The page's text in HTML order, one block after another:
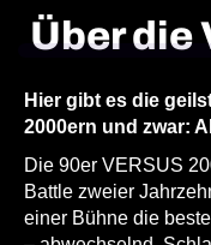
Über die
Hier gibt es die
2000ern und zwar:
Die 90er VERSUS
Battle zweier
einer Bühne die